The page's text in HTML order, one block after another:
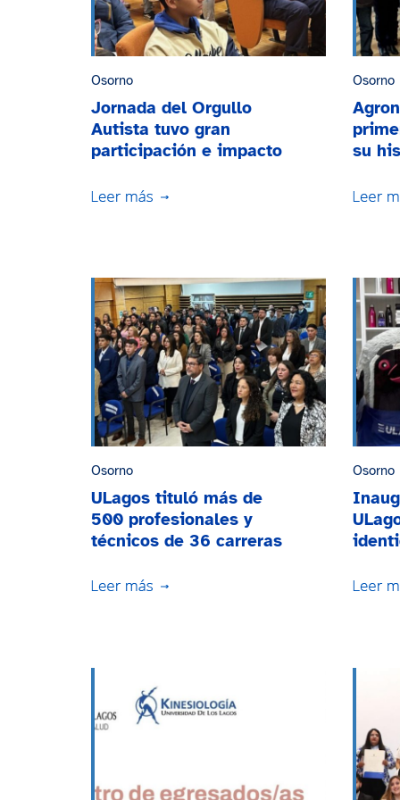
Osorno
Jornada del Orgullo
Autista tuvo gran
participación e impacto
Osorno
su
Osorno
ULagos tituló más de
500 profesionales y
técnicos de 36 carreras
Osorno